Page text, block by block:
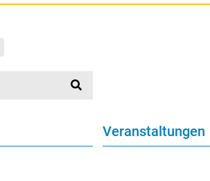
Veranstaltungen